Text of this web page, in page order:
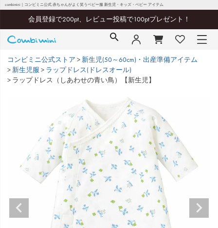
combimini｜コンビミニ公式 赤ちゃんがよく笑うベビー服 新生児・キッズ・ベビー アイテム
会員登録で200pt、レビュー投稿で100ptプレゼント！
コンビミニ公式ストア
新生児(50～60cm)・出産準備アイテム
新生児服
ラップドレス(ドレスオール)
ラップドレス（しあわせの青い鳥）【新生児】